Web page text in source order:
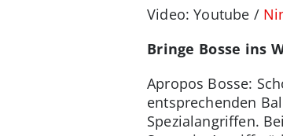
Video: Youtube /
Bringe Bosse ins
Apropos Bosse:
entsprechenden
Spezialangriffen.